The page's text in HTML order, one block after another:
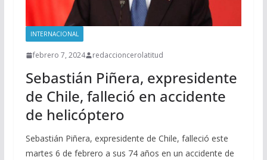
INTERNACIONAL
febrero 7, 2024 redaccioncerolatitud
Sebastián Piñera, expresidente
de Chile, falleció en accidente
de helicóptero
Sebastián Piñera, expresidente de Chile, falleció este
martes 6 de febrero a sus 74 años en un accidente de